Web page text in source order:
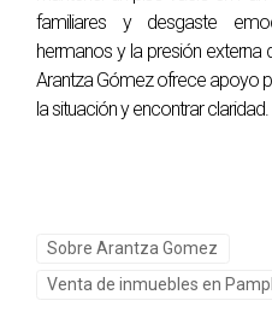
vuelve más sencillo.
más información!
complicado si sigues un
cualquier aspecto
familiares y desgaste
hermanos y la presión externa
Arantza Gómez ofrece apoyo
la situación y encontrar claridad.
Sobre Arantza Gomez
Venta de inmuebles en